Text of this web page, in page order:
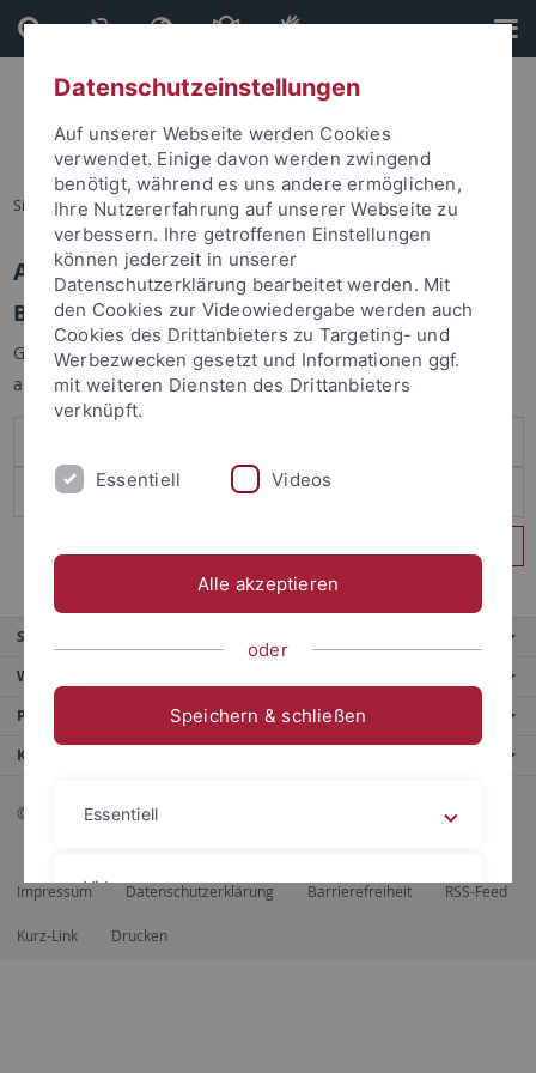
Direkt
zum
Inhalt
Direkt
zur
Fußleiste
Sie sind hier: Startseite
Anmelden
Benutzeranmeldung
Geben Sie Ihren Benutzernamen und Ihr Passwort an um sich
anzumelden:
Service
Weitere Angebote
Portale
Kontaktinfo
© 2026 Eberhard Karls Universität Tübingen, Tübingen
Impressum Datenschutzerklärung Barrierefreiheit RSS-Feed
Kurz-Link Drucken
Datenschutzeinstellungen
Auf unserer Webseite werden Cookies
verwendet. Einige davon werden zwingend
benötigt, während es uns andere ermöglichen,
Ihre Nutzererfahrung auf unserer Webseite zu
verbessern. Ihre getroffenen Einstellungen
können jederzeit in unserer
Datenschutzerklärung bearbeitet werden. Mit
den Cookies zur Videowiedergabe werden auch
Cookies des Drittanbieters zu Targeting- und
Werbezwecken gesetzt und Informationen ggf.
mit weiteren Diensten des Drittanbieters
verknüpft.
Essentiell Videos
Alle akzeptieren
oder
Speichern & schließen
Essentiell
Videos